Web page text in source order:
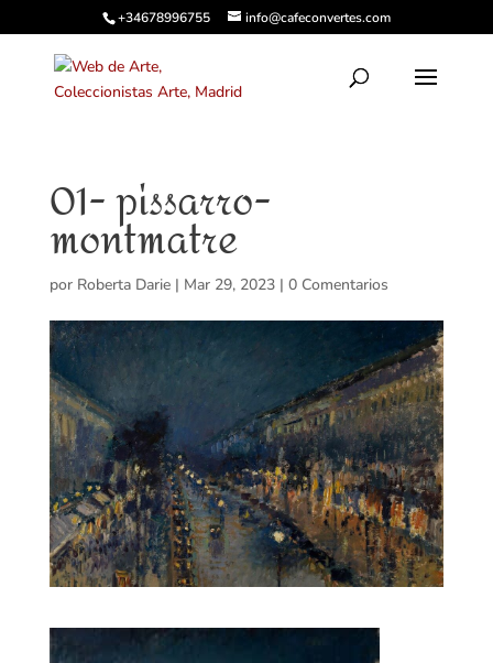
+34678996755 info@cafeconvertes.com
01- pissarro-
montmatre
por Roberta Darie| Mar 29, 2023| 0 Comentarios